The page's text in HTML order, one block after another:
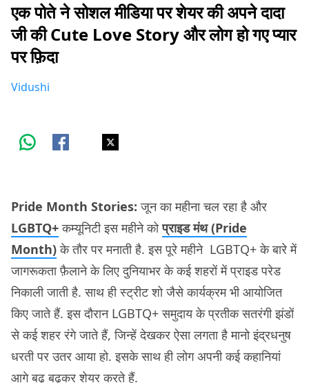
एक पोते ने सोशल मीडिया पर शेयर की अपने दादा
जी की Cute Love Story और लोग हो गए प्यार
पर फ़िदा
Vidushi
Pride Month Stories:जून का महीना चल रहा है और
LGBTQ+कम्यूनिटी इस महीने कोप्राइड मंथ (Pride
Month)के तौर पर मनाती है. इस पूरे महीने LGBTQ+ के बारे में
जागरूकता फ़ैलाने के लिए दुनियाभर के कई शहरों में प्राइड परेड
निकाली जाती है. साथ ही स्ट्रीट शो जैसे कार्यक्रम भी आयोजित
किए जाते हैं. इस दौरान LGBTQ+ समुदाय के प्रतीक सतरंगी झंडों
से कई शहर रंगे जाते हैं, जिन्हें देखकर ऐसा लगता है मानो इंद्रधनुष
धरती पर उतर आया हो. इसके साथ ही लोग अपनी कई कहानियां
आगे बढ़ बढ़कर शेयर करते हैं.